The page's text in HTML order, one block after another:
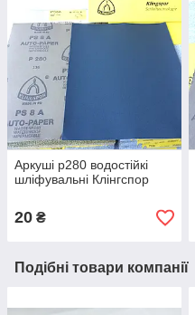
Аркуші p280 водостійкі
шліфувальні Клінгспор
20 ₴
Подібні товари компанії